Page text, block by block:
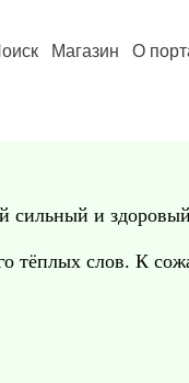
Магазин О
сильный и
тёплых слов. К